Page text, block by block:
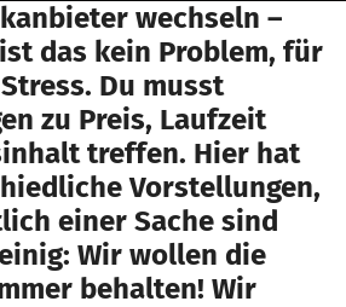
wechseln –
das kein Problem, für
Du musst
zu Preis, Laufzeit
treffen. Hier hat
Vorstellungen,
einer Sache sind
Wir wollen die
behalten! Wir